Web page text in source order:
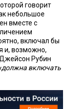
говорит
небольшое
вместе с
включал бы
и, возможно,
Рубин
включать